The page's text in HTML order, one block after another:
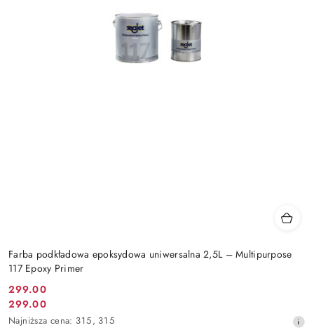
Farba podkładowa epoksydowa uniwersalna 2,5L – Multipurpose
117 Epoxy Primer
Cena
promocyjna:
299.00
Cena
299.00
Najniższa
Najniższa cena: 315, 315